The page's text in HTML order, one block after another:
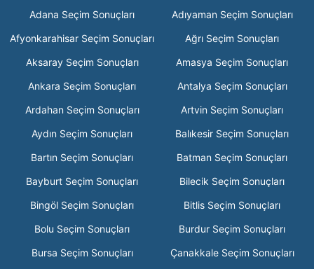
Adana Seçim Sonuçları
Adıyaman Seçim Sonuçları
Afyonkarahisar Seçim Sonuçları
Ağrı Seçim Sonuçları
Aksaray Seçim Sonuçları
Amasya Seçim Sonuçları
Ankara Seçim Sonuçları
Antalya Seçim Sonuçları
Ardahan Seçim Sonuçları
Artvin Seçim Sonuçları
Aydın Seçim Sonuçları
Balıkesir Seçim Sonuçları
Bartın Seçim Sonuçları
Batman Seçim Sonuçları
Bayburt Seçim Sonuçları
Bilecik Seçim Sonuçları
Bingöl Seçim Sonuçları
Bitlis Seçim Sonuçları
Bolu Seçim Sonuçları
Burdur Seçim Sonuçları
Bursa Seçim Sonuçları
Çanakkale Seçim Sonuçları